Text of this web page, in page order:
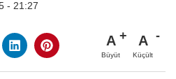
- 21:27
A
Büyüt
A
Küçült